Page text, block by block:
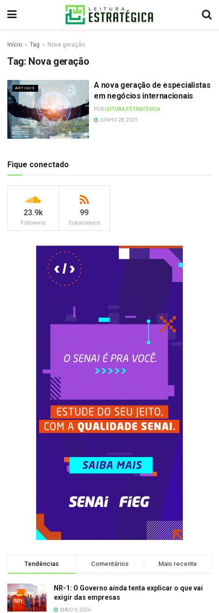
Início Tag Nova geração
Tag: Nova geração
ARTIGOS
A nova geração de especialistas
em negócios internacionais
POR LEITURA ESTRATÉGICA
JUNHO 28, 2025
Fique conectado
23.9k
Followers
99
Subscribers
Tendências Comentários Mais recente
NR-1: O Governo ainda tenta explicar o que vai
exigir das empresas
MAIO 9, 2026